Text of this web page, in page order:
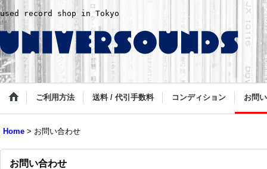
used record shop in Tokyo
ご利用方法 送料 / 代引手数料 コンディション お問
Home > お問い合わせ
お問い合わせ